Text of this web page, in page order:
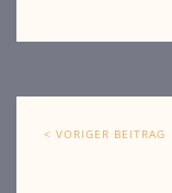
< VORIGER BEITRAG